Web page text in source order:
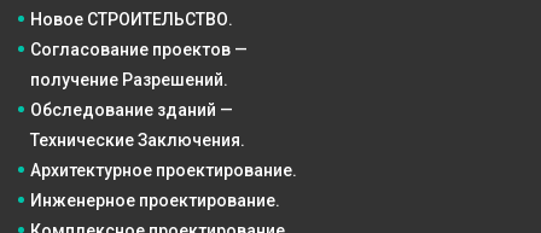
Новое СТРОИТЕЛЬСТВО.
Согласование проектов —
получение Разрешений.
Обследование зданий —
Технические Заключения.
Архитектурное проектирование.
Инженерное проектирование.